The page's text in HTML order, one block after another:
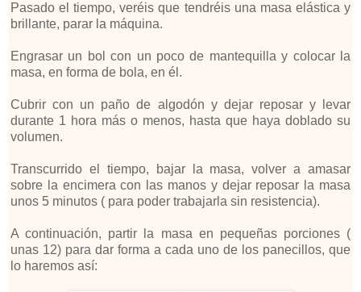
Pasado el tiempo, veréis que tendréis una masa elástica y
brillante, parar la máquina.
Engrasar un bol con un poco de mantequilla y colocar la
masa, en forma de bola, en él.
Cubrir con un paño de algodón y dejar reposar y levar
durante 1 hora más o menos, hasta que haya doblado su
volumen.
Transcurrido el tiempo, bajar la masa, volver a amasar
sobre la encimera con las manos y dejar reposar la masa
unos 5 minutos ( para poder trabajarla sin resistencia).
A continuación, partir la masa en pequeñas porciones (
unas 12) para dar forma a cada uno de los panecillos, que
lo haremos así: